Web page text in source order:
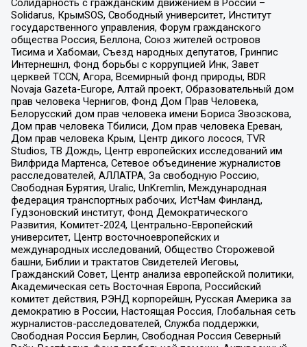
Солидарность с гражданским движением в России –
Solidarus, КрымSOS, Свободный университет, Институт
государственного управления, Форум гражданского
общества Россия, Беллона, Союз жителей островов
Тисима и Хабомаи, Съезд народных депутатов, Гринпис
Интернешнл, Фонд борьбы с коррупцией Инк, Завет
церквей TCCN, Агора, Всемирный фонд природы, BDR
Novaja Gazeta-Europe, Алтай проект, Образовательный дом
прав человека Чернигов, Фонд Дом Прав Человека,
Белорусский дом прав человека имени Бориса Звозскова,
Дом прав человека Тбилиси, Дом прав человека Ереван,
Дом прав человека Крым, Центр дикого лосося, TVR
Studios, ТВ Дождь, Центр европейских исследований им
Вилфрида Мартенса, Сетевое объединение журналистов
расследователей, АЛЛАТРА, За свободную Россию,
Свободная Бурятия, Uralic, UnKremlin, Международная
федерация транспортных рабочих, ИстЧам Финланд,
Гудзоновский институт, Фонд Демократического
Развития, Комитет-2024, Центрально-Европейский
университет, Центр восточноевропейских и
международных исследований, Общество Сторожевой
башни, Библии и трактатов Свидетелей Иеговы,
Гражданский Совет, Центр анализа европейской политики,
Академическая сеть Восточная Европа, Российский
комитет действия, РЭНД корпорейшн, Русская Америка за
демократию в России, Настоящая Россия, Глобальная сеть
журналистов-расследователей, Служба поддержки,
Свободная Россия Берлин, Свободная Россия Северный